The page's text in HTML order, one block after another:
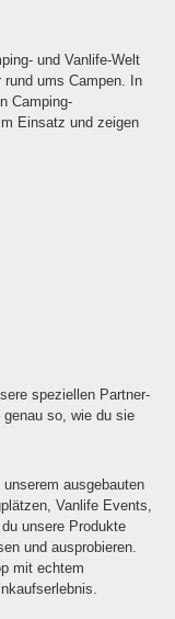
und Vanlife-Welt
rund ums Campen. In
Camping-
Einsatz und zeigen
speziellen Partner-
so, wie du sie
ausgebauten
Vanlife Events,
unsere Produkte
und ausprobieren.
mit echtem